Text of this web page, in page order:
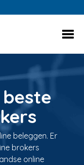
beleggen. Er
brokers
online